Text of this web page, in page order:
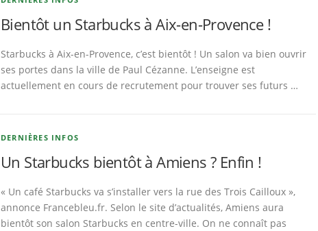
Bientôt un Starbucks à Aix-en-Provence !
Starbucks à Aix-en-Provence, c’est bientôt ! Un salon va bien ouvrir
ses portes dans la ville de Paul Cézanne. L’enseigne est
actuellement en cours de recrutement pour trouver ses futurs …
DERNIÈRES INFOS
Un Starbucks bientôt à Amiens ? Enfin !
« Un café Starbucks va s’installer vers la rue des Trois Cailloux »,
annonce Francebleu.fr. Selon le site d’actualités, Amiens aura
bientôt son salon Starbucks en centre-ville. On ne connaît pas